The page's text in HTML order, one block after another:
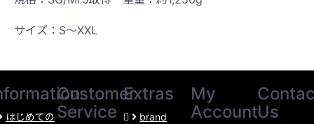
サイズ：S〜XXL
はじめての
Customer
Service
Extras
brand
My
AccountUs